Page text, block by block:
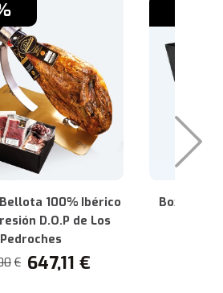
100% Ibérico
D.O.P de Los
Pedroches
€ 647,11 €
Box